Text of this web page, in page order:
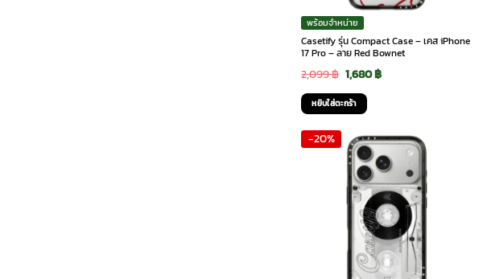
พร้อมจำหน่าย
Casetify รุ่น Compact Case – เคส iPhone
17 Pro – ลาย Red Bownet
2,099฿ Original
price
was:
2,099 ฿.
1,680฿Current
1,680 ฿.
หยิบใส่ตะกร้า
-20%